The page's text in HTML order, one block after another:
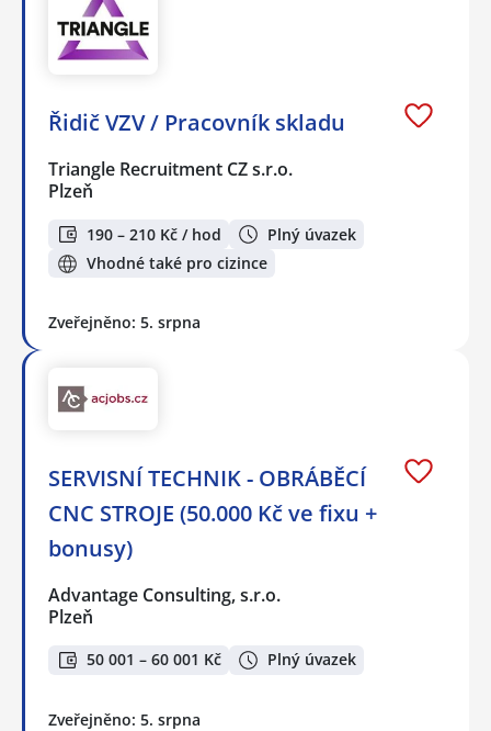
Řidič VZV / Pracovník skladu
Triangle Recruitment CZ s.r.o.
Plzeň
190 – 210 Kč / hod
Plný úvazek
Vhodné také pro cizince
Zveřejněno: 5. srpna
SERVISNÍ TECHNIK - OBRÁBĚCÍ
CNC STROJE (50.000 Kč ve fixu +
bonusy)
Advantage Consulting, s.r.o.
Plzeň
50 001 – 60 001 Kč Plný úvazek
Zveřejněno: 5. srpna